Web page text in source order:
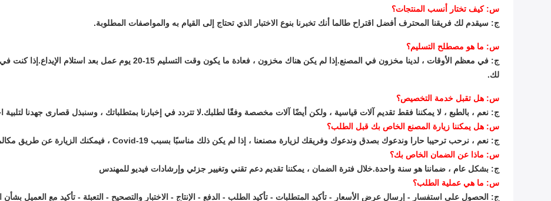
س: كيف تختار أنسب المنتجات؟
ج: سيقدم لك فريقنا المحترف أفضل اقتراح طالما أنك تخبرنا بنوع الاختبار الذي تحتاج إلى القيام به والمواصفات المطلوبة.
س: ما هو مصطلح التسليم؟
ج: في معظم الأوقات ، لدينا مخزون في المصنع.إذا لم يكن هناك مخزون ، فعادة ما
لك.
س: هل تقبل خدمة التخصيص؟
ج: نعم ، بالطبع ، لا يمكننا فقط تقديم آلات قياسية ، ولكن أيضًا آلات مخصصة وفقًا لطلبك.لا تتردد في إخبارنا بمتطلباتك ، وسنبذل قصارى جهدنا لتلبية
س: هل يمكننا زيارة المصنع الخاص بك قبل الطلب؟
ج: نعم ، نرحب ترحيبا حارا وندعوك بصدق وندعوك وفريقك لزيارة مصنعنا ، إذا لم يكن ذلك مناسبًا بسبب Covid-19 ، فيمكنك الزيارة عن طريق مكالمة فيديو.
س: ماذا عن الضمان الخاص بك؟
ج: بشكل عام ، ضماننا هو سنة واحدة.خلال فترة الضمان ، يمكننا تقديم دعم تقني وتغيير جزئي وإرشادات فيديو للمهندس
س: ما هي عملية الطلب؟
ج: الحصول على استفسار - إرسال عرض الأسعار - تأكيد المتطلبات - تأكيد الطلب - الدفع - الإنتاج - الاختبار والتصحيح - التعبئة - تأكيد مع العميل بشأن